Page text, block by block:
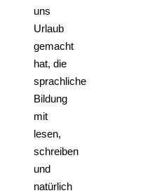
uns
Urlaub
gemacht
hat, die
sprachliche
Bildung
mit
lesen,
schreiben
und
natürlich